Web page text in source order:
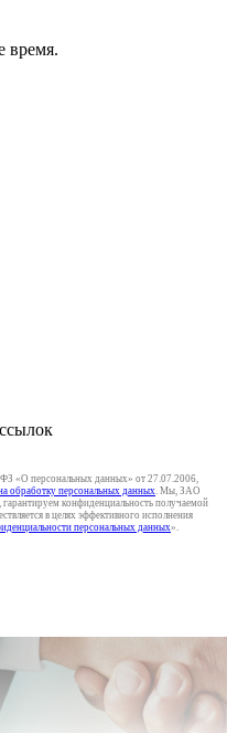
время.
«О персональных данных» от 27.07.2006,
обработку персональных данных . Мы, ЗАО
конфиденциальность получаемой
в целях эффективного исполнения
персональных данных».